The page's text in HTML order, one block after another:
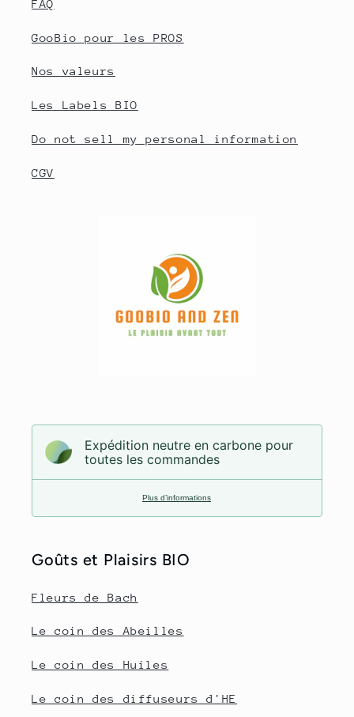
FAQ
GooBio pour les PROS
Nos valeurs
Les Labels BIO
Do not sell my personal information
CGV
Expédition neutre en carbone pour
toutes les commandes
Plus d’informations
Goûts et Plaisirs BIO
Fleurs de Bach
Le coin des Abeilles
Le coin des Huiles
Le coin des diffuseurs d'HE